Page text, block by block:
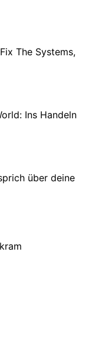
The Systems,
Ins Handeln
über deine